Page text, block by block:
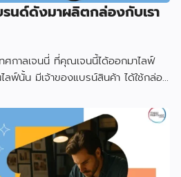
รนด์ดังมาผลิตกล่องกับเรา
ศกาลเจนนี่ ที่คุณเจนนี้ได้ออกมาไลฟ์
ลฟ์นั้น มีเจ้าของแบรน์สินค้า ได้ใช้กล่อง